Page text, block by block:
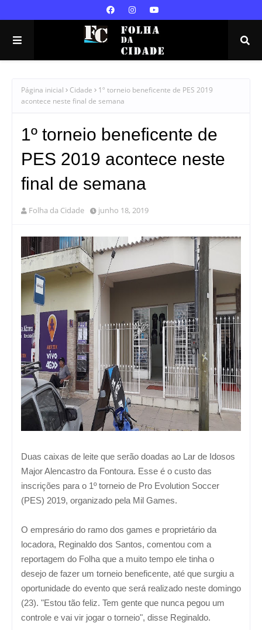
Página inicial Cidade
1º torneio beneficente de PES 2019
acontece neste final de semana
1º torneio beneficente de
PES 2019 acontece neste
final de semana
Folha da Cidade junho 18, 2019
Duas caixas de leite que serão doadas ao Lar de Idosos
Major Alencastro da Fontoura. Esse é o custo das
inscrições para o 1º torneio de Pro Evolution Soccer
(PES) 2019, organizado pela Mil Games.
O empresário do ramo dos games e proprietário da
locadora, Reginaldo dos Santos, comentou com a
reportagem do Folha que a muito tempo ele tinha o
desejo de fazer um torneio beneficente, até que surgiu a
oportunidade do evento que será realizado neste domingo
(23). "Estou tão feliz. Tem gente que nunca pegou um
controle e vai vir jogar o torneio", disse Reginaldo.